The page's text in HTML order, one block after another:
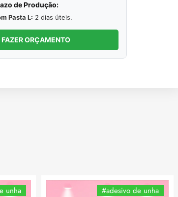
de Produção:
Pasta L: 2 dias úteis.
FAZER ORÇAMENTO
unha #adesivo de unha